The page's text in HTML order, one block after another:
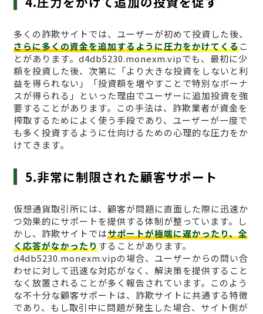
多くの詐欺サイトでは、ユーザーが初めて投資した後、
さらに多くの資金を追加するように圧力をかけてくるこ
とがあります。d4db5230.monexm.vipでも、最初に少
額を投資した後、次第に「より大きな投資をしないと利
益を得られない」「投資額を増やすことで特別なボーナ
スが得られる」といった理由でユーザーに追加投資を強
要することがあります。この手法は、詐欺業者が資金を
搾取するためによく使う手段であり、ユーザーが一度で
も多く投資するように仕向けるための心理的な圧力をか
けてきます。
5.非常に制限された顧客サポート
仮想通貨取引所には、顧客が問題に直面した際に迅速か
つ効果的にサポートを提供する体制が整っています。し
かし、詐欺サイトではサポートが極端に遅かったり、全
く応答がなかったりすることがあります。
d4db5230.monexm.vipの場合、ユーザーからの問い合
わせに対して迅速な対応がなく、解決策を提供すること
なく放置されることが多く報告されています。このよう
な不十分な顧客サポートは、詐欺サイトに共通する特徴
であり、もし取引中に問題が発生した場合、サイト側が